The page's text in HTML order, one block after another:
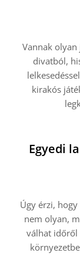
Vannak
divatból,
kirakós
Egyedi
Úgy érzi,
nem olyan,
válhat időről